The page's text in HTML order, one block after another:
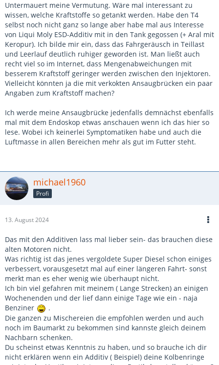
Untermauert meine Vermutung. Wäre mal interessant zu
wissen, welche Kraftstoffe so getankt werden. Habe den T4
selbst noch nicht ganz so lange aber habe mal aus Interesse
von Liqui Moly ESD-Additiv mit in den Tank gegossen (+ Aral mit
Keropur). Ich bilde mir ein, dass das Fahrgeräusch in Teillast
und Leerlauf deutlich ruhiger geworden ist. Man ließt auch
recht viel so im Internet, dass Mengenabweichungen mit
besserem Kraftstoff geringer werden zwischen den Injektoren.
Vielleicht könnten ja die mit verkokten Ansaugbrücken ein paar
Angaben zum Kraftstoff machen?
Ich werde meine Ansaugbrücke jedenfalls demnächst ebenfalls
mal mit dem Endoskop etwas anschauen wenn ich das hier so
lese. Wobei ich keinerlei Symptomatiken habe und auch die
Luftmasse in allen Bereichen mehr als gut im Futter steht.
michael1960
Profi
13. August 2024
Das mit den Additiven lass mal lieber sein- das brauchen diese
alten Motoren nicht.
Was richtig ist das jenes vergoldete Super Diesel schon einiges
verbessert, vorausgesetzt mal auf einer längeren Fahrt- sonst
merkt man es eher wenig wie überhaupt nicht.
Ich bin viel gefahren mit meinem ( Lange Strecken) an einigen
Wochenenden und der lief dann einige Tage wie ein - naja
Benziner
.
Die ganzen zu Mischereien die empfohlen werden und auch
noch im Baumarkt zu bekommen sind kannste gleich deinem
Nachbarn schenken.
Du scheinst etwas Kenntnis zu haben, und so brauche ich dir
nicht erklären wenn ein Additiv ( Beispiel) deine Kolbenringe